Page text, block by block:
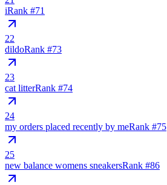
iRank #71
22
dildoRank #73
23
cat litterRank #74
24
my orders placed recently by meRank #75
25
new balance womens sneakersRank #86